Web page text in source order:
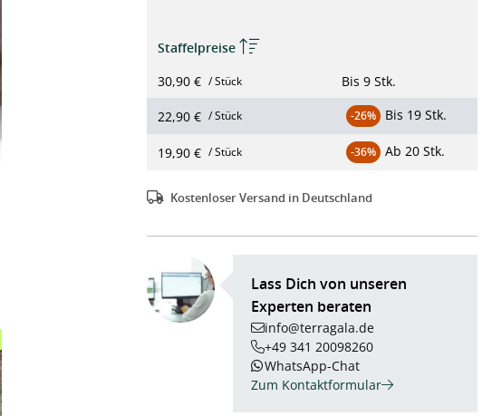
Staffelpreise
30,90 € / Stück Bis 9 Stk.
22,90 € / Stück -26% Bis 19 Stk.
19,90 € / Stück -36% Ab 20 Stk.
Kostenloser Versand in Deutschland
Lass Dich von unseren
Experten beraten
info@terragala.de
+49 341 20098260
WhatsApp-Chat
Zum Kontaktformular